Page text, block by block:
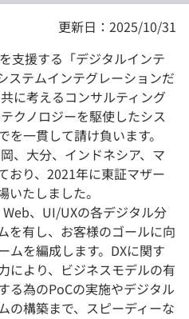
更新日：2025/10/31
支援する「デジタルインテ
ステムインテグレーションだ
に考えるコンサルティング
クノロジーを駆使したシス
一貫して請け負います。
、大分、インドネシア、マ
おり、2021年に東証マザー
たしました。
、UI/UXの各デジタル分
を有し、お客様のゴールに向
ムを編成します。DXに関す
により、ビジネスモデルの有
る為のPoCの実施やデジタル
の構築まで、スピーディーな